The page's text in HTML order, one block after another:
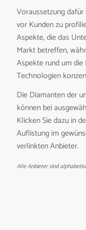
Voraussetzung
vor Kunden zu
Aspekte, die das
Markt betreffen,
Aspekte rund um
Technologien
Die Diamanten der
können bei
Klicken Sie dazu in
Auflistung im
verlinkten Anbieter.
Alle Anbieter sind